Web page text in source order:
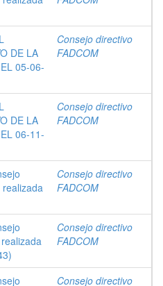
DE LA
05-06-
Consejo directivo
FADCOM
DE LA
06-11-
Consejo directivo
FADCOM
realizada
Consejo directivo
FADCOM
Consejo directivo
FADCOM
Consejo directivo